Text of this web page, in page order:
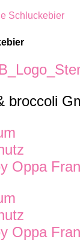
broccoli
Oppa
Oppa